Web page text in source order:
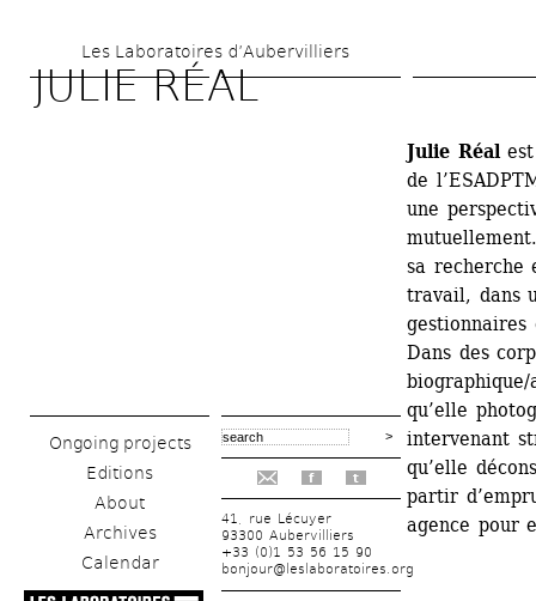
to
main
Les Laboratoires d’Aubervilliers
JULIE RÉAL
Ongoing projects
Editions
About
Archives
Calendar
f t
41, rue Lécuyer
93300 Aubervilliers
+33 (0)1 53 56 15 90
bonjour@leslaboratoires.org
Julie Réalest
de
une
sa recherche
travail, dans
gestionnaires
Dans des
qu’elle
intervenant
qu’elle
partir
agence pour